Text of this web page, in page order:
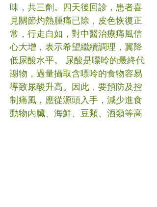
味，共三劑。四天後回診，患者喜
見關節灼熱腫痛已除，皮色恢復正
常，行走自如，對中醫治療痛風信
心大增，表示希望繼續調理，冀降
低尿酸水平。 尿酸是嘌呤的最終代
謝物，過量攝取含嘌呤的食物容易
導致尿酸升高。因此，要預防及控
制痛風，應從源頭入手，減少進食
動物內臟、海鮮、豆類、酒類等高